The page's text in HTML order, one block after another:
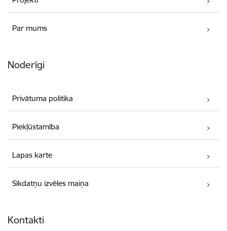
Par mums
Noderīgi
Privātuma politika
Piekļūstamība
Lapas karte
Sīkdatņu izvēles maiņa
Kontakti